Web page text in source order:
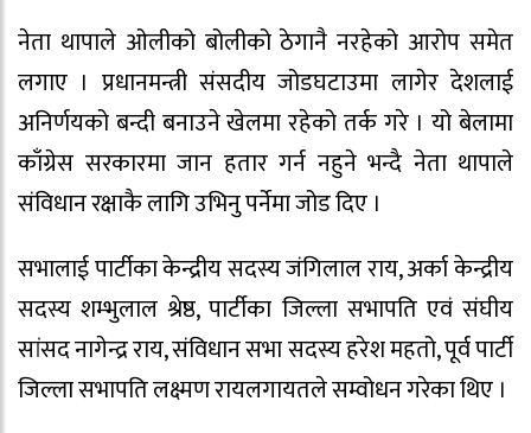
नेता थापाले ओलीको बोलीको ठेगानै नरहेको आरोप समेत
लगाए । प्रधानमन्त्री संसदीय जोडघटाउमा लागेर देशलाई
अनिर्णयको बन्दी बनाउने खेलमा रहेको तर्क गरे । यो बेलामा
काँग्रेस सरकारमा जान हतार गर्न नहुने भन्दै नेता थापाले
संविधान रक्षाकै लागि उभिनु पर्नेमा जोड दिए ।
सभालाई पार्टीका केन्द्रीय सदस्य जंगिलाल राय, अर्का केन्द्रीय
सदस्य शम्भुलाल श्रेष्ठ, पार्टीका जिल्ला सभापति एवं संघीय
सांसद नागेन्द्र राय, संविधान सभा सदस्य हरेश महतो, पूर्व पार्टी
जिल्ला सभापति लक्ष्मण रायलगायतले सम्वोधन गरेका थिए ।